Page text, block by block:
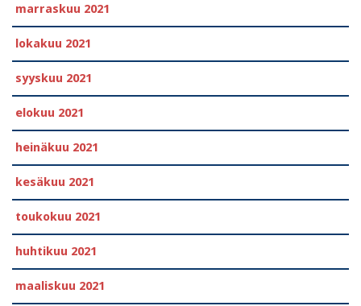
marraskuu 2021
lokakuu 2021
syyskuu 2021
elokuu 2021
heinäkuu 2021
kesäkuu 2021
toukokuu 2021
huhtikuu 2021
maaliskuu 2021